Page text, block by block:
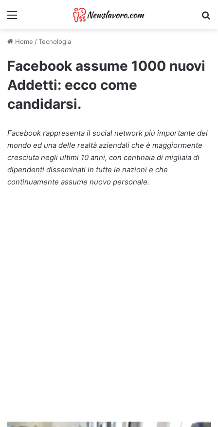
Menu
Home /Tecnologia
Facebook assume 1000 nuovi
Addetti: ecco come
candidarsi.
Facebook rappresenta il social network più importante del
mondo ed una delle realtà aziendali che è maggiormente
cresciuta negli ultimi 10 anni, con centinaia di migliaia di
dipendenti disseminati in tutte le nazioni e che
continuamente assume nuovo personale.